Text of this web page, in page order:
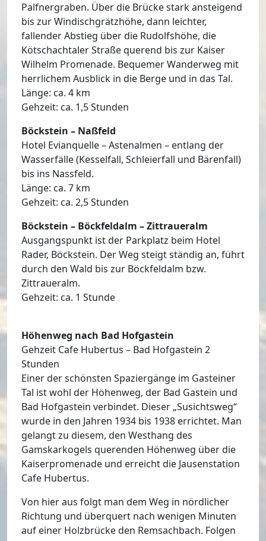
Palfnergraben. Über die Brücke stark ansteigend
bis zur Windischgrätzhöhe, dann leichter,
fallender Abstieg über die Rudolfshöhe, die
Kötschachtaler Straße querend bis zur Kaiser
Wilhelm Promenade. Bequemer Wanderweg mit
herrlichem Ausblick in die Berge und in das Tal.
Länge: ca. 4 km
Gehzeit: ca. 1,5 Stunden
Böckstein – Naßfeld
Hotel Evianquelle – Astenalmen – entlang der
Wasserfälle (Kesselfall, Schleierfall und Bärenfall)
bis ins Nassfeld.
Länge: ca. 7 km
Gehzeit: ca. 2,5 Stunden
Böckstein – Böckfeldalm – Zittraueralm
Ausgangspunkt ist der Parkplatz beim Hotel
Rader, Böckstein. Der Weg steigt ständig an, führt
durch den Wald bis zur Böckfeldalm bzw.
Zittraueralm.
Gehzeit: ca. 1 Stunde
Höhenweg nach Bad Hofgastein
Gehzeit Cafe Hubertus – Bad Hofgastein 2
Stunden
Einer der schönsten Spaziergänge im Gasteiner
Tal ist wohl der Höhenweg, der Bad Gastein und
Bad Hofgastein verbindet. Dieser „Susichtsweg“
wurde in den Jahren 1934 bis 1938 errichtet. Man
gelangt zu diesem, den Westhang des
Gamskarkogels querenden Höhenweg über die
Kaiserpromenade und erreicht die Jausenstation
Cafe Hubertus.
Von hier aus folgt man dem Weg in nördlicher
Richtung und überquert nach wenigen Minuten
auf einer Holzbrücke den Remsachbach. Folgen